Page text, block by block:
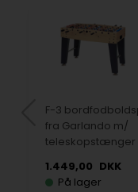
F-3
fra Garlando m/
teleskopstænger
1.449,00 DKK
På lager